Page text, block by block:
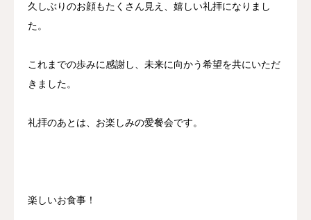
久しぶりのお顔もたくさん見え、嬉しい礼拝になりまし
た。
これまでの歩みに感謝し、未来に向かう希望を共にいただ
きました。
礼拝のあとは、お楽しみの愛餐会です。
楽しいお食事！